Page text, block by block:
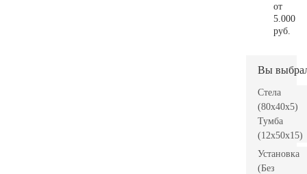
от
5.000
руб.
Вы
Стела
(80x40x5)
Тумба
(12x50x15)
Установка
(Без